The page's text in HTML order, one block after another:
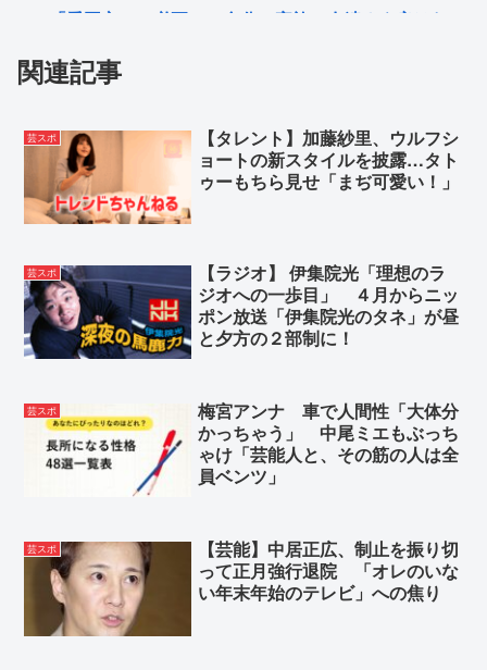
「愛国心って必要か？自分と家族と友達さえ良けれ
方がまだ大切だわ」7万いいね
ほしいです。中居さんいないテレビは…」
【画像】X民「映画館のこの通路からしか得られない
栄養ってあると思う」👈共感できると話題にwww
Powered by livedoor 相互RSS
関連記事
芸スポ
【タレント】加藤紗里、ウルフシ
ョートの新スタイルを披露…タト
ゥーもちら見せ「まぢ可愛い！」
芸スポ
【ラジオ】 伊集院光「理想のラ
ジオへの一歩目」 ４月からニッ
ポン放送「伊集院光のタネ」が昼
と夕方の２部制に！
芸スポ
梅宮アンナ 車で人間性「大体分
かっちゃう」 中尾ミエもぶっち
ゃけ「芸能人と、その筋の人は全
員ベンツ」
芸スポ
【芸能】中居正広、制止を振り切
って正月強行退院 「オレのいな
い年末年始のテレビ」への焦り